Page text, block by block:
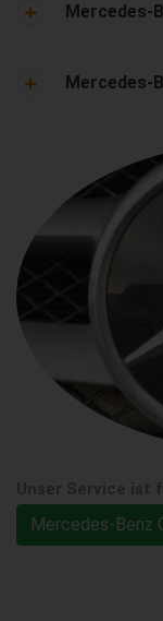
Mercedes-
Mercedes-
Mercedes-Benz